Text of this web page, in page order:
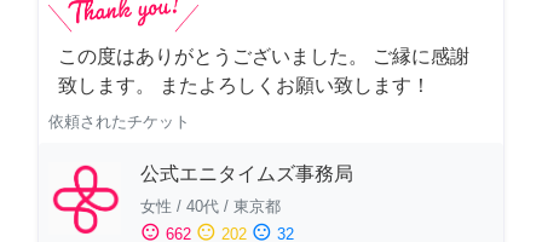
この度はありがとうございました。 ご縁に感謝
致します。 またよろしくお願い致します！
依頼されたチケット
公式エニタイムズ事務局
女性 / 40代 / 東京都
sentiment_satisfied 662 sentiment_neutral 202 sentiment_dissatisfied 32